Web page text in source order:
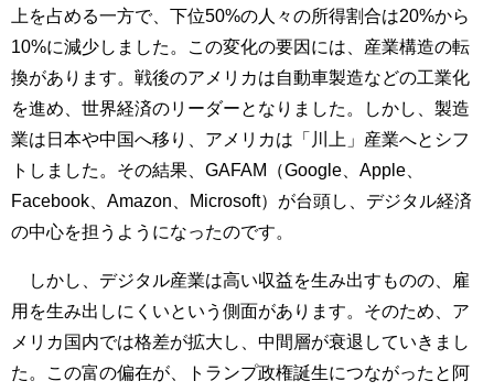
上を占める一方で、下位50%の人々の所得割合は20%から
10%に減少しました。この変化の要因には、産業構造の転
換があります。戦後のアメリカは自動車製造などの工業化
を進め、世界経済のリーダーとなりました。しかし、製造
業は日本や中国へ移り、アメリカは「川上」産業へとシフ
トしました。その結果、GAFAM（Google、Apple、
Facebook、Amazon、Microsoft）が台頭し、デジタル経済
の中心を担うようになったのです。
しかし、デジタル産業は高い収益を生み出すものの、雇
用を生み出しにくいという側面があります。そのため、ア
メリカ国内では格差が拡大し、中間層が衰退していきまし
た。この富の偏在が、トランプ政権誕生につながったと阿